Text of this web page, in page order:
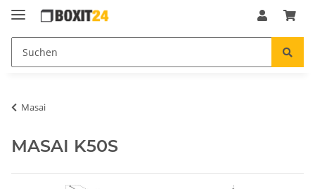
Masai
MASAI K50S